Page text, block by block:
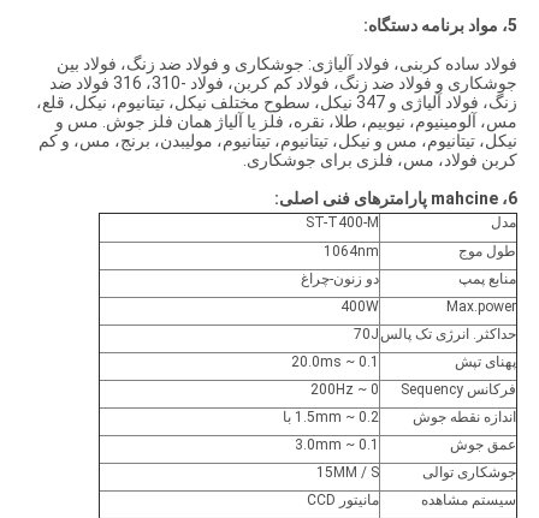
5، مواد برنامه دستگاه:
فولاد ساده کربنی، فولاد آلیاژی: جوشکاری و فولاد ضد زنگ، فولاد بین
جوشکاری و فولاد ضد زنگ، فولاد کم کربن، فولاد -310، 316 فولاد ضد
زنگ، فولاد آلیاژی و 347 نیکل، سطوح مختلف نیکل، تیتانیوم، نیکل، قلع،
مس، آلومینیوم، نیوبیم، طلا، نقره، فلز یا آلیاژ همان فلز جوش. مس و
نیکل، تیتانیوم، مس و نیکل، تیتانیوم، تیتانیوم، مولیبدن، برنج، مس، و کم
کربن فولاد، مس، فلزی برای جوشکاری.
6، mahcine پارامترهای فنی اصلی:
مدل
ST-T400-M
طول موج
1064nm
منابع پمپ
دو زنون-چراغ
Max.power
400W
حداکثر. انرژی تک پالس 70J
پهنای تپش
0.1 ~ 20.0ms
فرکانس Sequency
0 ~ 200Hz
اندازه نقطه جوش
0.2 ~ 1.5mm با
عمق جوش
0.1 ~ 3.0mm
جوشکاری توالی
15MM / S
سیستم مشاهده
مانیتور CCD